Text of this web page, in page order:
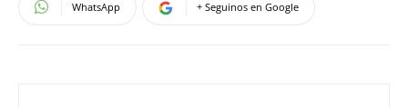
WhatsApp + Seguinos en Google